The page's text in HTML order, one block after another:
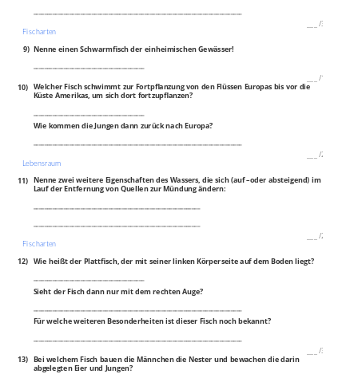
/3P
Fischarten
9) Nenne einen Schwarmfisch der einheimischen Gewässer!
/1P
10) Welcher Fisch schwimmt zur Fortpflanzung von den Flüssen Europas bis vor die
Küste Amerikas, um sich dort fortzupflanzen?
Wie kommen die Jungen dann zurück nach Europa?
/2P
Lebensraum
11) Nenne zwei weitere Eigenschaften des Wassers, die sich (auf –oder absteigend) im
Lauf der Entfernung von Quellen zur Mündung ändern:
/2P
Fischarten
12) Wie heißt der Plattfisch, der mit seiner linken Körperseite auf dem Boden liegt?
Sieht der Fisch dann nur mit dem rechten Auge?
Für welche weiteren Besonderheiten ist dieser Fisch noch bekannt?
/3P
13)
Bei welchem Fisch bauen die Männchen die Nester und bewachen die darin
abgelegten Eier und Jungen?